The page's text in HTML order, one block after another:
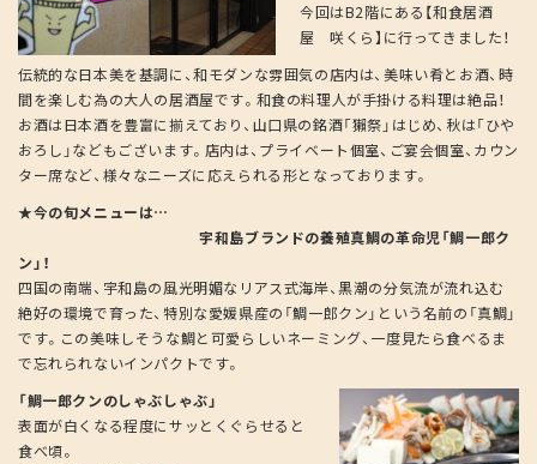
今回はB2階にある【和食居酒
屋 咲くら】に行ってきました！
伝統的な日本美を基調に、和モダンな雰囲気の店内は、美味い肴とお酒、時
間を楽しむ為の大人の居酒屋です。和食の料理人が手掛ける料理は絶品！
お酒は日本酒を豊富に揃えており、山口県の銘酒「獺祭」はじめ、秋は「ひや
おろし」などもございます。店内は、プライベート個室、ご宴会個室、カウン
ター席など、様々なニーズに応えられる形となっております。
★今の旬メニューは…
宇和島ブランドの養殖真鯛の革命児「鯛一郎ク
ン」！
四国の南端、宇和島の風光明媚なリアス式海岸、黒潮の分気流が流れ込む
絶好の環境で育った、特別な愛媛県産の「鯛一郎クン」という名前の「真鯛」
です。この美味しそうな鯛と可愛らしいネーミング、一度見たら食べるま
で忘れられないインパクトです。
「鯛一郎クンのしゃぶしゃぶ」
表面が白くなる程度にサッとくぐらせると
食べ頃。